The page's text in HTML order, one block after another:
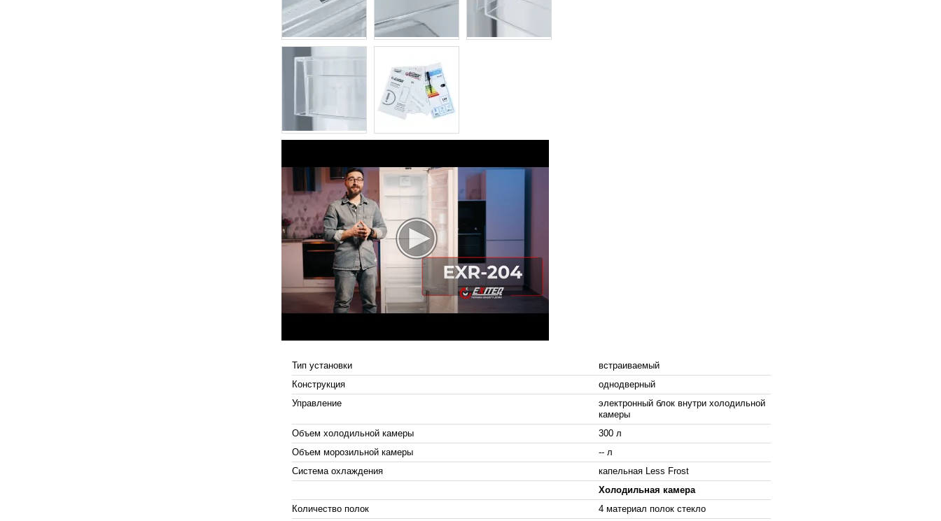
Тип установки
встраиваемый
Конструкция
однодверный
Управление
электронный блок внутри холодильной
камеры
Объем холодильной камеры
300 л
Объем морозильной камеры
-- л
Система охлаждения
капельная Less Frost
Холодильная камера
Количество полок
4 материал полок стекло